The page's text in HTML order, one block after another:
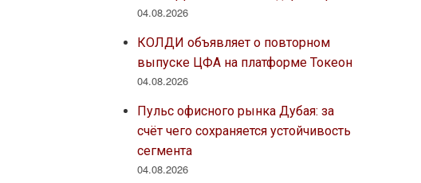
04.08.2026
КОЛДИ объявляет о повторном
выпуске ЦФА на платформе Токеон
04.08.2026
Пульс офисного рынка Дубая: за
счёт чего сохраняется устойчивость
сегмента
04.08.2026